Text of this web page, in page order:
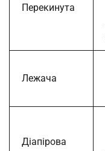
Перекинута
Лежача
Діапірова